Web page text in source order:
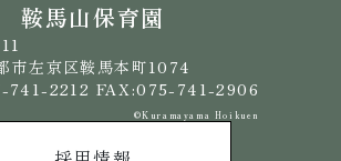
鞍馬山保育園
市左京区鞍馬本町1074
741-2212 FAX:075-741-2906
©️Kuramayama Hoikuen